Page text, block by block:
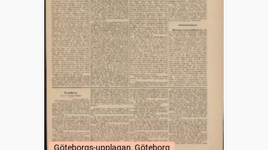
Göteborgs-upplagan, Göteborg